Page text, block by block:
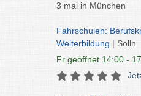
3 mal in München
Fahrschulen:
Weiterbildung | Solln
Fr geöffnet 14:00 -